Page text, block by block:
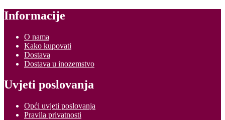
Informacije
O nama
Kako kupovati
Dostava
Dostava u inozemstvo
Uvjeti poslovanja
Opći uvjeti poslovanja
Pravila privatnosti